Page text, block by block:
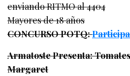
enviando RITMO al 4404
Mayores de 18 años
CONCURSO POTQ:
Armatoste Presenta:
Margaret